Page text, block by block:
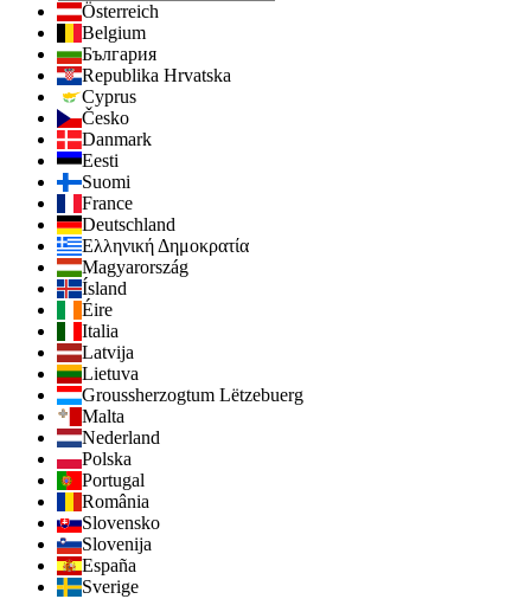
Österreich
Belgium
България
Republika Hrvatska
Cyprus
Česko
Danmark
Eesti
Suomi
France
Deutschland
Ελληνική Δημοκρατία
Magyarország
Ísland
Éire
Italia
Latvija
Lietuva
Groussherzogtum Lëtzebuerg
Malta
Nederland
Polska
Portugal
România
Slovensko
Slovenija
España
Sverige